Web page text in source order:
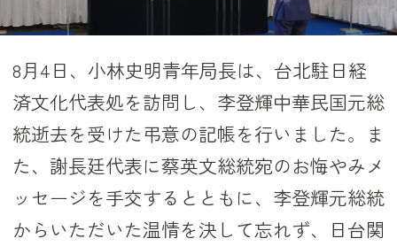
8月4日、小林史明青年局長は、台北駐日経
済文化代表処を訪問し、李登輝中華民国元総
統逝去を受けた弔意の記帳を行いました。ま
た、謝長廷代表に蔡英文総統宛のお悔やみメ
ッセージを手交するとともに、李登輝元総統
からいただいた温情を決して忘れず、日台関